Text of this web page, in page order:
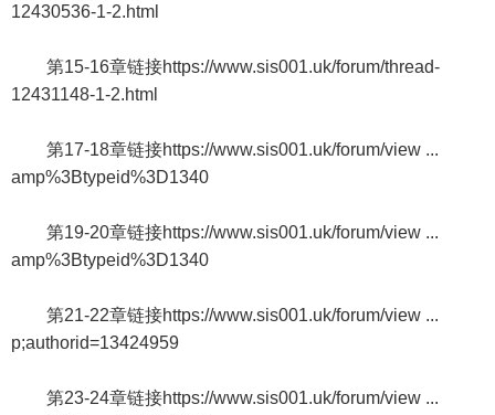
12430536-1-2.html
第15-16章链接https://www.sis001.uk/forum/thread-
12431148-1-2.html
第17-18章链接https://www.sis001.uk/forum/view ...
amp%3Btypeid%3D1340
第19-20章链接https://www.sis001.uk/forum/view ...
amp%3Btypeid%3D1340
第21-22章链接https://www.sis001.uk/forum/view ...
p;authorid=13424959
第23-24章链接https://www.sis001.uk/forum/view ...